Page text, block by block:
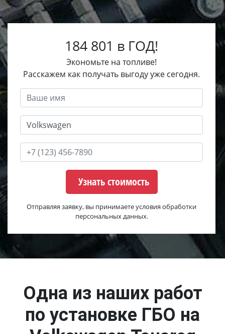
184 801 в ГОД!
Экономьте на топливе!
Расскажем как получать выгоду уже сегодня.
Узнать стоимость
Отправляя заявку, вы принимаете условия обработки
персональных данных.
Одна из наших работ
по установке ГБО на